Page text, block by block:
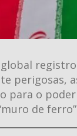
perigosas,
para o
de